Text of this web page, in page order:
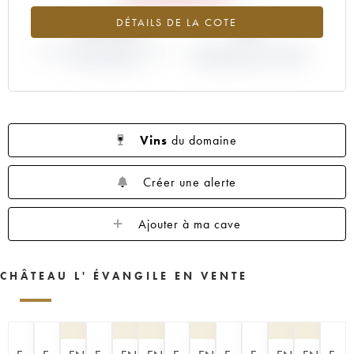
1950 1949 1948
DÉTAILS DE LA COTE
-12.32%
Vins du domaine
Créer une alerte
Ajouter à ma cave
CHÂTEAU L' ÉVANGILE EN VENTE